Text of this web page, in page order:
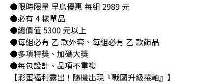
🔴限時限量 早鳥優惠 每組 2989 元
🔴必有 4 樣單品
🔴總價值 5300 元以上
🔴每組必有 乙 款外套、每組必有 乙 款飾品
🔴多項特獎、加碼大獎
🔴每包設計、品項不重複
【彩蛋福利露出！隨機出現『戰國升級捲軸』】